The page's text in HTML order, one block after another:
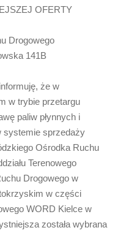
OFERTY
Drogowego
141B
że w
w trybie przetargu
paliw płynnych i
systemie sprzedaży
Ośrodka Ruchu
Terenowego
Drogowego w
w części
WORD Kielce w
została wybrana